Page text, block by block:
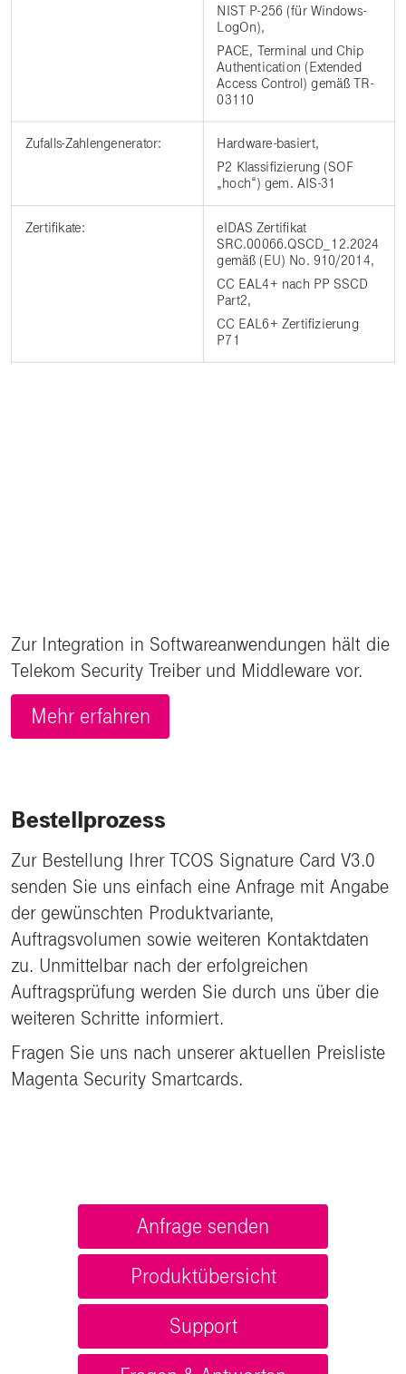
NIST P-256 (für Windows-
LogOn),
PACE, Terminal und Chip
Authentication (Extended
Access Control) gemäß TR-
03110
Zufalls-Zahlengenerator: Hardware-basiert,
P2 Klassifizierung (SOF
„hoch“) gem. AIS-31
Zertifikate:
eIDAS Zertifikat
SRC.00066.QSCD_12.2024
gemäß (EU) No. 910/2014,
CC EAL4+ nach PP SSCD
Part2,
CC EAL6+ Zertifizierung
P71
Zur Integration in Softwareanwendungen hält die
Telekom Security Treiber und Middleware vor.
Mehr erfahren
Bestellprozess
Zur Bestellung Ihrer TCOS Signature Card V3.0
senden Sie uns einfach eine Anfrage mit Angabe
der gewünschten Produktvariante,
Auftragsvolumen sowie weiteren Kontaktdaten
zu. Unmittelbar nach der erfolgreichen
Auftragsprüfung werden Sie durch uns über die
weiteren Schritte informiert.
Fragen Sie uns nach unserer aktuellen Preisliste
Magenta Security Smartcards.
Anfrage senden
Produktübersicht
Support